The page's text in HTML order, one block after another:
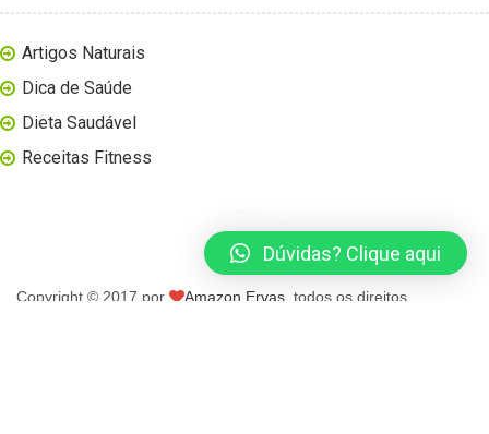
Artigos Naturais
Dica de Saúde
Dieta Saudável
Receitas Fitness
Copyright © 2017 por Amazon Ervas , todos os direitos
Dúvidas? Clique aqui